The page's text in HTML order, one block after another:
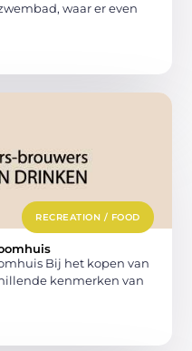
waar er even
RECREATION / FOOD
Bij het kopen van
kenmerken van